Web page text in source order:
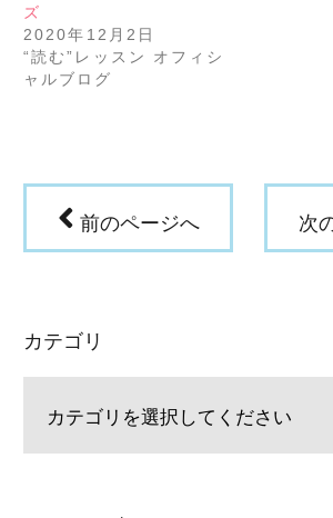
き
ま
す)
い
ウ
ィ
ズ
2020年12月2日
“読む”レッスン オフィシ
ャルブログ
前のページへ 次
カテゴリ